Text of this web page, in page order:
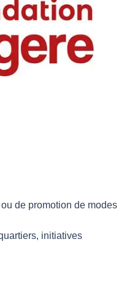
de promotion de modes
initiatives